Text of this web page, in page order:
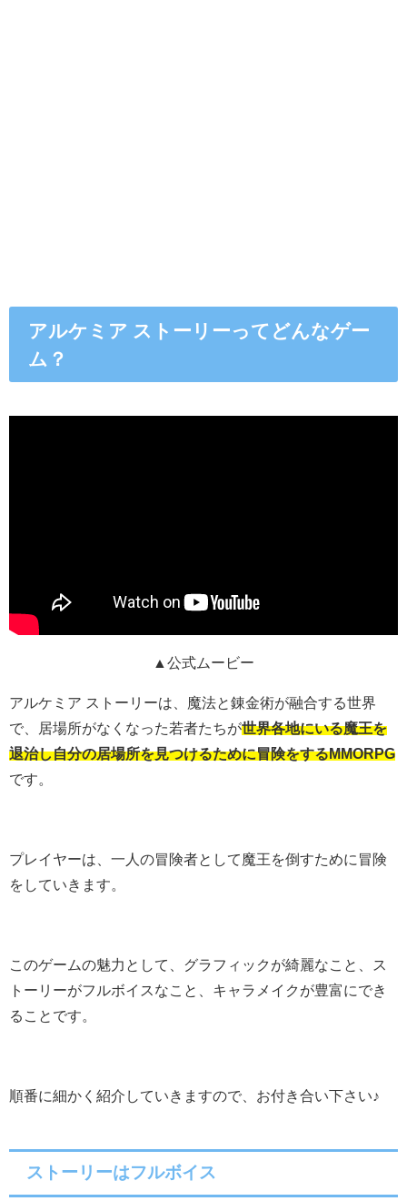
アルケミア ストーリーってどんなゲー
ム？
▲公式ムービー
アルケミア ストーリーは、魔法と錬金術が融合する世界
で、居場所がなくなった若者たちが世界各地にいる魔王を
退治し自分の居場所を見つけるために冒険をするMMORPG
です。
プレイヤーは、一人の冒険者として魔王を倒すために冒険
をしていきます。
このゲームの魅力として、グラフィックが綺麗なこと、ス
トーリーがフルボイスなこと、キャラメイクが豊富にでき
ることです。
順番に細かく紹介していきますので、お付き合い下さい♪
ストーリーはフルボイス